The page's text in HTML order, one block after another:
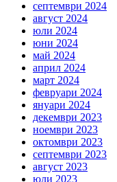
септември 2024
август 2024
юли 2024
юни 2024
май 2024
април 2024
март 2024
февруари 2024
януари 2024
декември 2023
ноември 2023
октомври 2023
септември 2023
август 2023
юли 2023